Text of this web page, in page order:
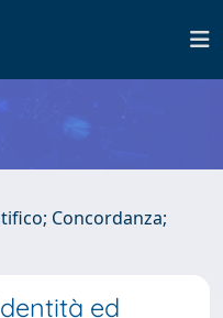
Concordanza;
ed